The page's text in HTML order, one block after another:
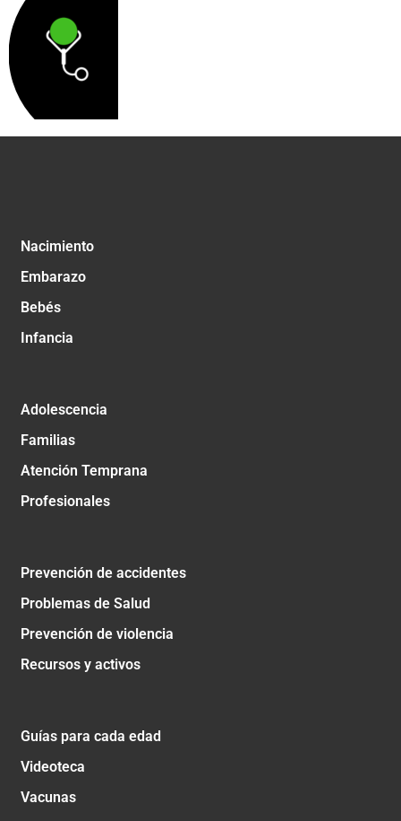
Nacimiento
Embarazo
Bebés
Infancia
Adolescencia
Familias
Atención Temprana
Profesionales
Prevención de accidentes
Problemas de Salud
Prevención de violencia
Recursos y activos
Guías para cada edad
Videoteca
Vacunas